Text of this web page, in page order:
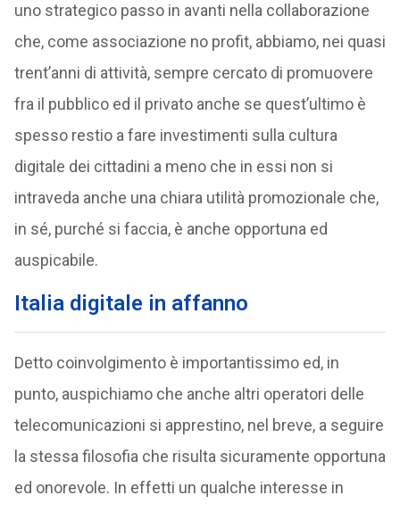
uno strategico passo in avanti nella collaborazione
che, come associazione no profit, abbiamo, nei quasi
trent’anni di attività, sempre cercato di promuovere
fra il pubblico ed il privato anche se quest’ultimo è
spesso restio a fare investimenti sulla cultura
digitale dei cittadini a meno che in essi non si
intraveda anche una chiara utilità promozionale che,
in sé, purché si faccia, è anche opportuna ed
auspicabile.
Italia digitale in affanno
Detto coinvolgimento è importantissimo ed, in
punto, auspichiamo che anche altri operatori delle
telecomunicazioni si apprestino, nel breve, a seguire
la stessa filosofia che risulta sicuramente opportuna
ed onorevole. In effetti un qualche interesse in